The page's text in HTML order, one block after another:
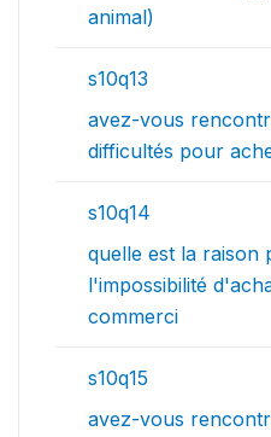
animal)
s10q13
avez-vous
difficultés pour
s10q14
quelle est la raison
l'impossibilité
commerci
s10q15
avez-vous